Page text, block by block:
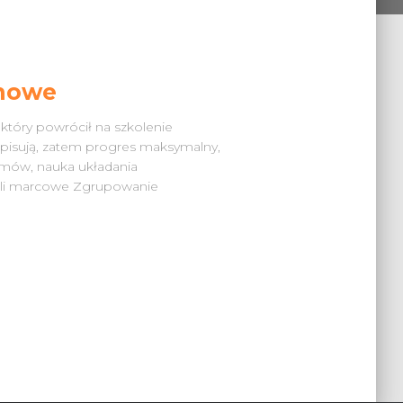
powrócił na szkolenie
zatem progres maksymalny,
nauka układania
marcowe Zgrupowanie